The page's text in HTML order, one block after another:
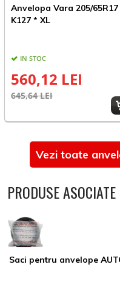
Anvelopa Vara 205/
K127 * XL
IN STOC
560,12 LEI
645,64 LEI
Vezi toate
PRODUSE ASOCIATE
Saci pentru anvelope